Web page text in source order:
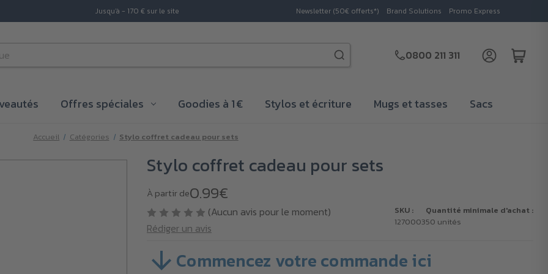
Jusqu'à - 170 € sur le site Newsletter (50€ offerts*) Brand Solutions Promo Express
0800 211 311
Offres spéciales Goodies à 1 € Stylos et écriture Mugs et tasses Sacs
Accueil Catégories Stylo coffret cadeau pour sets
Stylo coffret cadeau pour sets
À partir de0.99€
(Aucun avis pour le moment)
Rédiger un avis
SKU :
1270003
Quantité minimale d'achat :
50 unités
SKU :
1270003Commencez votre commande ici